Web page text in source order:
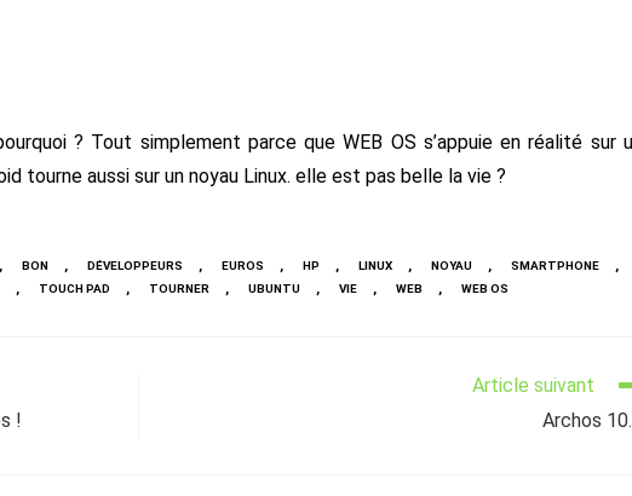
? Tout simplement parce que WEB OS s’appuie en réalité sur
tourne aussi sur un noyau Linux. elle est pas belle la vie ?
, BON , DÉVELOPPEURS , EUROS , HP , LINUX , NOYAU , SMARTPHONE ,
, TOUCH PAD , TOURNER , UBUNTU , VIE , WEB , WEB OS
!
Article suivant
Archos